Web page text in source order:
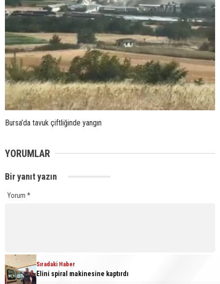
Bursa’da tavuk çiftliğinde yangın
YORUMLAR
Bir yanıt yazın
Yorum *
Ad Sıradaki Haber
Elini spiral makinesine kaptırdı